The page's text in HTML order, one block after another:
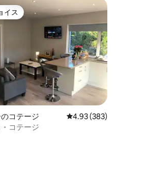
イス
イス
コテージ レビュー383件、5つ
4.93 (383)
コテージ